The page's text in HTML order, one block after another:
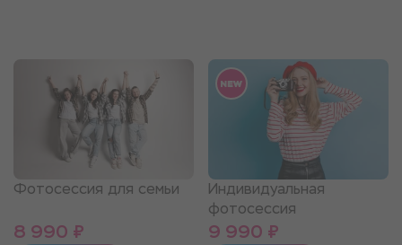
Фотосессия для семьи
8 990 ₽
Индивидуальная
фотосессия
9 990 ₽